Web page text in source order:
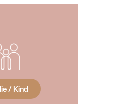
/ Kind